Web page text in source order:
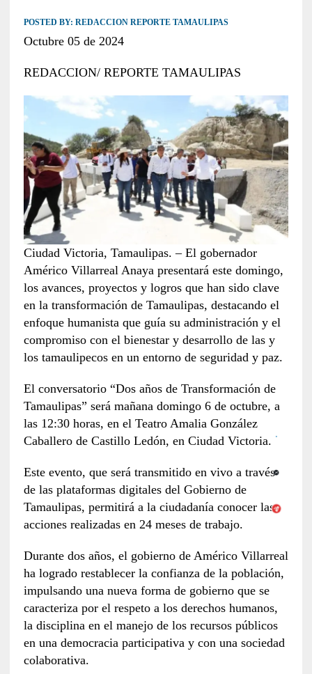
POSTED BY: REDACCION REPORTE TAMAULIPAS
Octubre 05 de 2024
REDACCION/ REPORTE TAMAULIPAS
Ciudad Victoria, Tamaulipas. – El gobernador
Américo Villarreal Anaya presentará este domingo,
los avances, proyectos y logros que han sido clave
en la transformación de Tamaulipas, destacando el
enfoque humanista que guía su administración y el
compromiso con el bienestar y desarrollo de las y
los tamaulipecos en un entorno de seguridad y paz.
El conversatorio “Dos años de Transformación de
Tamaulipas” será mañana domingo 6 de octubre, a
las 12:30 horas, en el Teatro Amalia González
Caballero de Castillo Ledón, en Ciudad Victoria.
Este evento, que será transmitido en vivo a través
de las plataformas digitales del Gobierno de
Tamaulipas, permitirá a la ciudadanía conocer las
acciones realizadas en 24 meses de trabajo.
Durante dos años, el gobierno de Américo Villarreal
ha logrado restablecer la confianza de la población,
impulsando una nueva forma de gobierno que se
caracteriza por el respeto a los derechos humanos,
la disciplina en el manejo de los recursos públicos
en una democracia participativa y con una sociedad
colaborativa.